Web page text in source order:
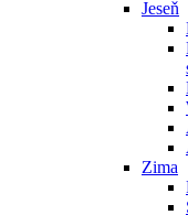
Jeseň
Zima